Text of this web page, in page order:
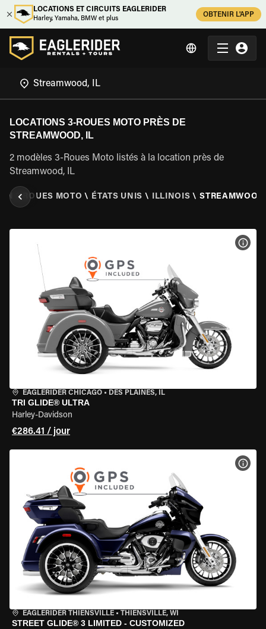
LOCATIONS ET CIRCUITS EAGLERIDER
Harley, Yamaha, BMW et plus
OBTENIR L'APP
LOCATIONS 3-ROUES MOTO PRÈS DE
STREAMWOOD, IL
2 modèles 3-Roues Moto listés à la location près de
Streamwood, IL
3 ROUES MOTO \ ÉTATS UNIS \ ILLINOIS \
EAGLERIDER CHICAGO • DES PLAINES, IL
TRI GLIDE® ULTRA
Harley-Davidson
€286.41 / jour
EAGLERIDER THIENSVILLE • THIENSVILLE, WI
STREET GLIDE® 3 LIMITED - CUSTOMIZED